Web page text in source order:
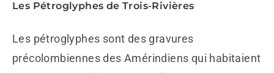
Les Pétroglyphes de Trois-Rivières
Les pétroglyphes sont des gravures
précolombiennes des Amérindiens qui habitaient